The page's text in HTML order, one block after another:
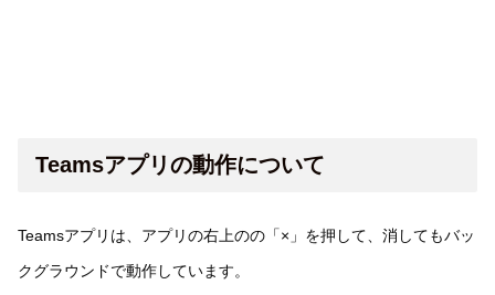
Teamsアプリの動作について
Teamsアプリは、アプリの右上のの「×」を押して、消してもバッ
クグラウンドで動作しています。